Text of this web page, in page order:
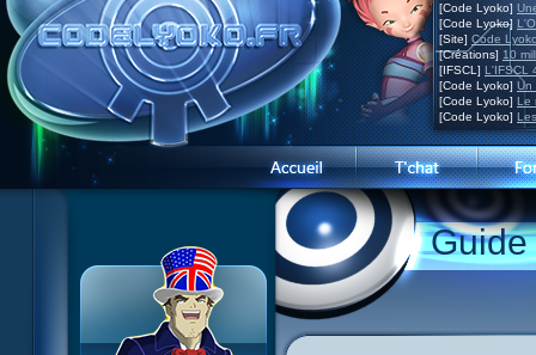
[Code Lyoko]
[Code Lyoko]
[Site] Code
[Créations] 10
[IFSCL] L'IFSCL
[Code Lyoko] Un
[Code Lyoko] Le
[Code Lyoko]